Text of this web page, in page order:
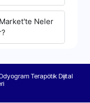
Neler
Terapötik Dijital